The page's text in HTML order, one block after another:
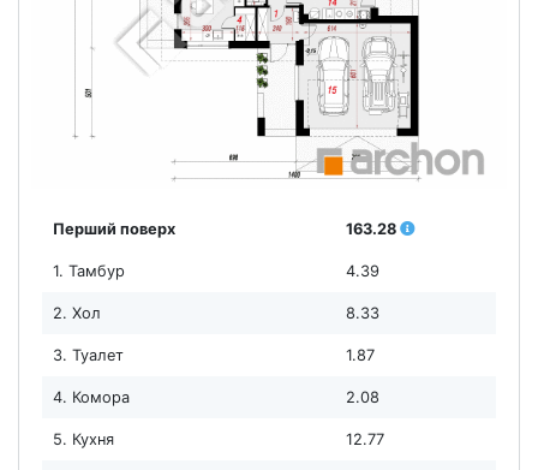
Перший поверх 163.28
1. Тамбур 4.39
2. Хол 8.33
3. Туалет 1.87
4. Комора 2.08
5. Кухня 12.77